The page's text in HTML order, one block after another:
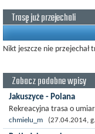
Trasę już przejechali
Nikt jeszcze nie przejechał
Zobacz podobne wpisy
Jakuszyce - Polana
Rekreacyjna trasa o
kilometrów ostry
chmielu_m (27.04.2014,